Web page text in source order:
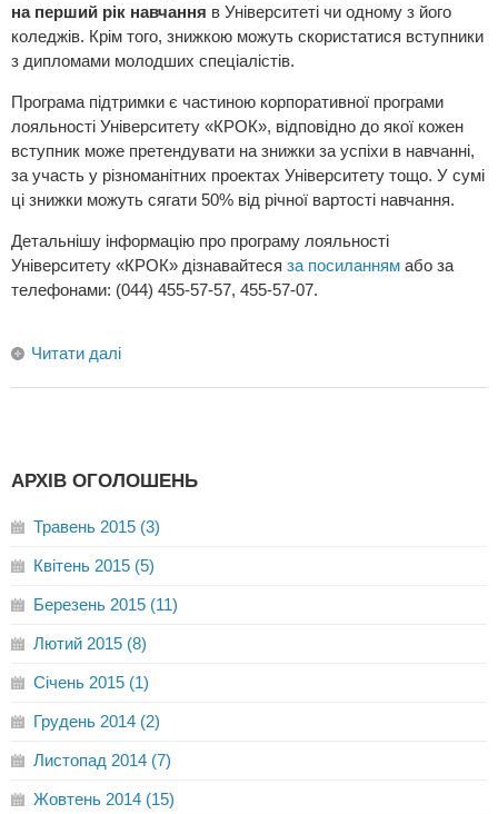
на перший рік навчання в Університеті чи одному з його
коледжів. Крім того, знижкою можуть скористатися вступники
з дипломами молодших спеціалістів.
Програма підтримки є частиною корпоративної програми
лояльності Університету «КРОК», відповідно до якої кожен
вступник може претендувати на знижки за успіхи в навчанні,
за участь у різноманітних проектах Університету тощо. У сумі
ці знижки можуть сягати 50% від річної вартості навчання.
Детальнішу інформацію про програму лояльності
Університету «КРОК» дізнавайтеся за посиланням або за
телефонами: (044) 455-57-57, 455-57-07.
Читати далі
АРХІВ ОГОЛОШЕНЬ
Травень 2015 (3)
Квітень 2015 (5)
Березень 2015 (11)
Лютий 2015 (8)
Січень 2015 (1)
Грудень 2014 (2)
Листопад 2014 (7)
Жовтень 2014 (15)